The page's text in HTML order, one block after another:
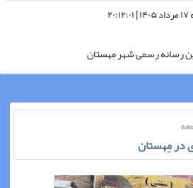
رسانه رسمی شهر مِهستان
رسانه؛ «چشم سوم شهر»
در مِهستان